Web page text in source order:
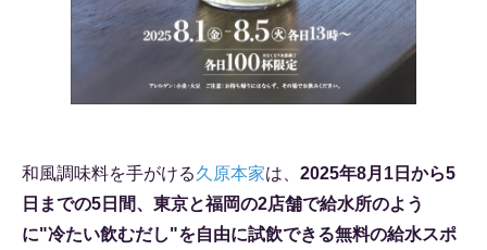
和風調味料を手がける久原本家は、 2025年8月1日から5
日までの5日間、東京と福岡の2店舗で給水所のよう
に"冷たい飲むだし"を自由に試飲できる無料の給水スポ